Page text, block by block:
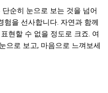
순히 눈으로 보는 것을 넘어
험을 선사합니다. 자연과 함께
현할 수 없을 정도로 크죠. 여
으로 보고, 마음으로 느껴보세